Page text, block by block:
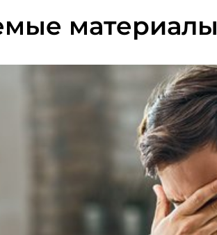
материалы